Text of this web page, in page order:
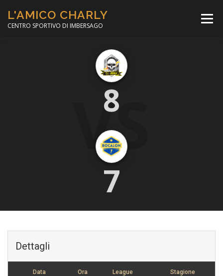
contenuto
L'AMICO CHARLY
CENTRO SPORTIVO DI IMBERSAGO
Menù
CORSO CALCIO A 5
MINIBASKET
VS
8
7
Dettagli
Data Ora League Stagione